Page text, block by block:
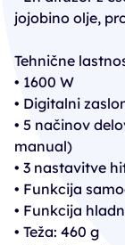
jojobino olje,
Tehnične
• 1600 W
• Digitalni
• 5 načinov
manual)
• 3 nastavitve
• Funkcija
• Funkcija
• Teža: 460 g